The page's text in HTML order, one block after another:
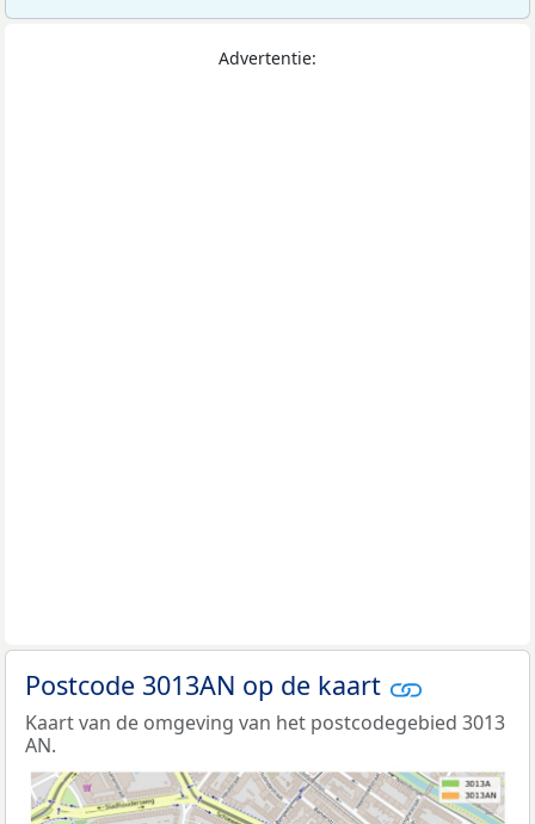
Advertentie:
Postcode 3013AN op de kaart
Kaart van de omgeving van het postcodegebied 3013
AN.